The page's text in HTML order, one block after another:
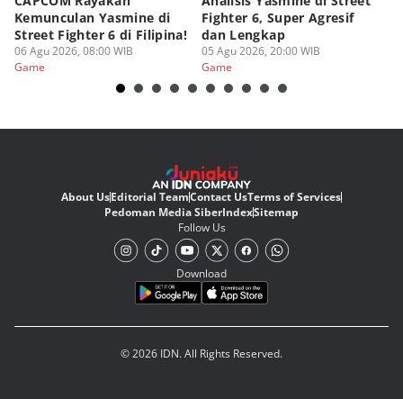
Kemunculan Yasmine di
Street Fighter 6 di Filipina!
06 Agu 2026, 08:00 WIB
Game
Fighter 6, Super Agresif
dan Lengkap
05 Agu 2026, 20:00 WIB
Game
About UsEditorial TeamContact UsTerms of Services
Pedoman Media SiberIndexSitemap
Follow Us
Download
© 2026 IDN. All Rights Reserved.